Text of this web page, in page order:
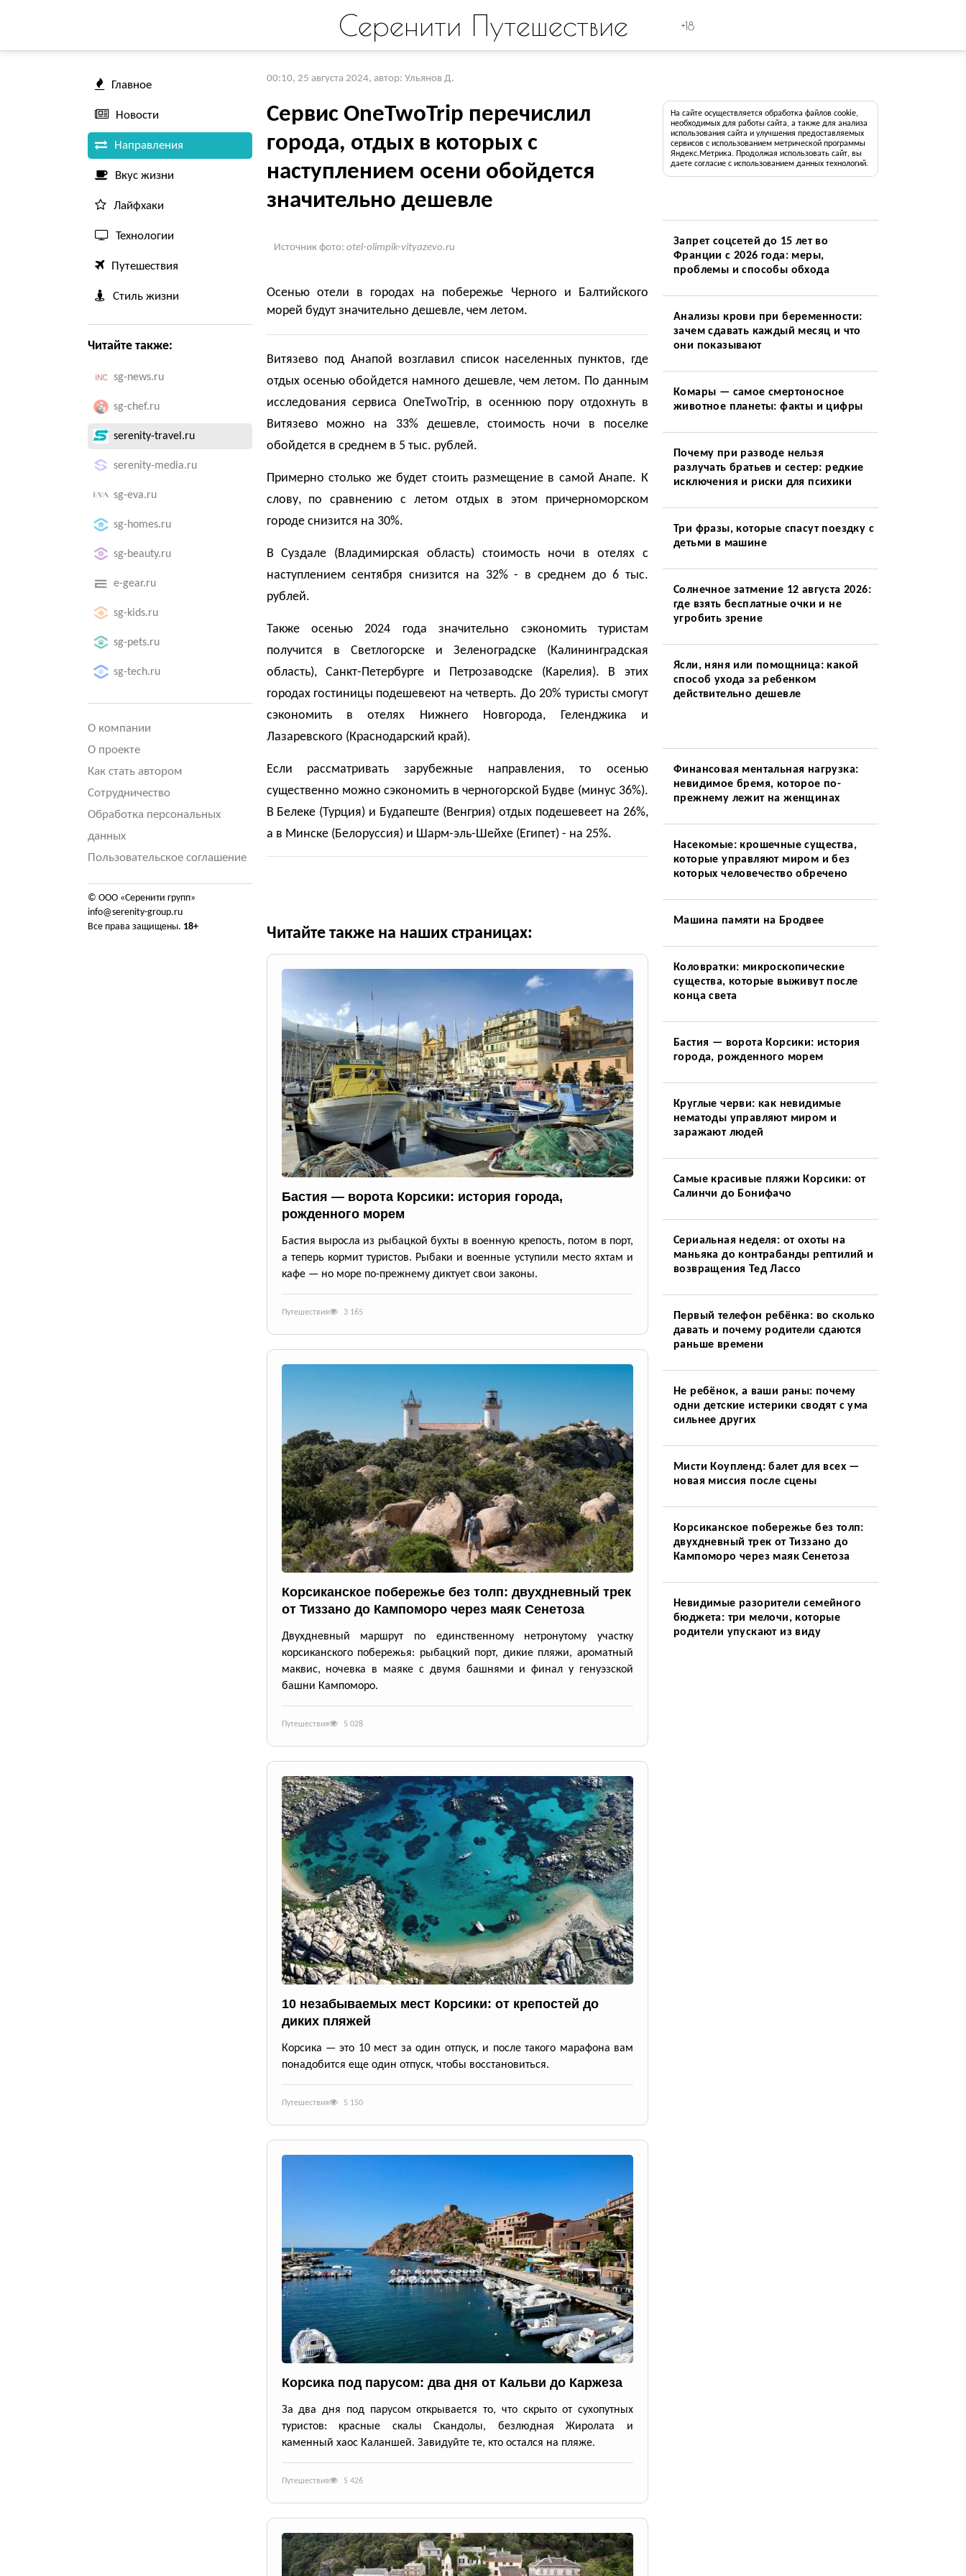
Серенити Путешествие +18
Главное
Новости
Направления
Вкус жизни
Лайфхаки
Технологии
Путешествия
Стиль жизни
Читайте также:
sg-news.ru
sg-chef.ru
serenity-travel.ru
serenity-media.ru
sg-eva.ru
sg-homes.ru
sg-beauty.ru
e-gear.ru
sg-kids.ru
sg-pets.ru
sg-tech.ru
О компании
О проекте
Как стать автором
Сотрудничество
Обработка персональных
данных
Пользовательское соглашение
© ООО «Серенити групп»
info@serenity-group.ru
Все права защищены. 18+
00:10, 25 августа 2024, автор: Ульянов Д.
Сервис OneTwoTrip перечислил
города, отдых в которых с
наступлением осени обойдется
значительно дешевле
Источник фото: otel-olimpik-vityazevo.ru
Осенью отели в городах на побережье Черного и Балтийского
морей будут значительно дешевле, чем летом.
Витязево под Анапой возглавил список населенных пунктов, где
отдых осенью обойдется намного дешевле, чем летом. По данным
исследования сервиса OneTwoTrip, в осеннюю пору отдохнуть в
Витязево можно на 33% дешевле, стоимость ночи в поселке
обойдется в среднем в 5 тыс. рублей.
Примерно столько же будет стоить размещение в самой Анапе. К
слову, по сравнению с летом отдых в этом причерноморском
городе снизится на 30%.
В Суздале (Владимирская область) стоимость ночи в отелях с
наступлением сентября снизится на 32% - в среднем до 6 тыс.
рублей.
Также осенью 2024 года значительно сэкономить туристам
получится в Светлогорске и Зеленоградске (Калининградская
область), Санкт-Петербурге и Петрозаводске (Карелия). В этих
городах гостиницы подешевеют на четверть. До 20% туристы смогут
сэкономить в отелях Нижнего Новгорода, Геленджика и
Лазаревского (Краснодарский край).
Если рассматривать зарубежные направления, то осенью
существенно можно сэкономить в черногорской Будве (минус 36%).
В Белеке (Турция) и Будапеште (Венгрия) отдых подешевеет на 26%,
а в Минске (Белоруссия) и Шарм-эль-Шейхе (Египет) - на 25%.
Читайте также на наших страницах:
Бастия — ворота Корсики: история города,
рожденного морем
Бастия выросла из рыбацкой бухты в военную крепость, потом в порт,
а теперь кормит туристов. Рыбаки и военные уступили место яхтам и
кафе — но море по-прежнему диктует свои законы.
Путешествия 3 165
Корсиканское побережье без толп: двухдневный трек
от Тиззано до Кампоморо через маяк Сенетоза
Двухдневный маршрут по единственному нетронутому участку
корсиканского побережья: рыбацкий порт, дикие пляжи, ароматный
маквис, ночевка в маяке с двумя башнями и финал у генуэзской
башни Кампоморо.
Путешествия 5 028
10 незабываемых мест Корсики: от крепостей до
диких пляжей
Корсика — это 10 мест за один отпуск, и после такого марафона вам
понадобится еще один отпуск, чтобы восстановиться.
Путешествия 5 150
Корсика под парусом: два дня от Кальви до Каржеза
За два дня под парусом открывается то, что скрыто от сухопутных
туристов: красные скалы Скандолы, безлюдная Жиролата и
каменный хаос Каланшей. Завидуйте те, кто остался на пляже.
Путешествия 5 426
На сайте осуществляется обработка файлов cookie,
необходимых для работы сайта, а также для анализа
использования сайта и улучшения предоставляемых
сервисов с использованием метрической программы
Яндекс.Метрика. Продолжая использовать сайт, вы
даете согласие с использованием данных технологий.
Запрет соцсетей до 15 лет во
Франции с 2026 года: меры,
проблемы и способы обхода
Анализы крови при беременности:
зачем сдавать каждый месяц и что
они показывают
Комары — самое смертоносное
животное планеты: факты и цифры
Почему при разводе нельзя
разлучать братьев и сестер: редкие
исключения и риски для психики
Три фразы, которые спасут поездку с
детьми в машине
Солнечное затмение 12 августа 2026:
где взять бесплатные очки и не
угробить зрение
Ясли, няня или помощница: какой
способ ухода за ребенком
действительно дешевле
Финансовая ментальная нагрузка:
невидимое бремя, которое по-
прежнему лежит на женщинах
Насекомые: крошечные существа,
которые управляют миром и без
которых человечество обречено
Машина памяти на Бродвее
Коловратки: микроскопические
существа, которые выживут после
конца света
Бастия — ворота Корсики: история
города, рожденного морем
Круглые черви: как невидимые
нематоды управляют миром и
заражают людей
Самые красивые пляжи Корсики: от
Салинчи до Бонифачо
Сериальная неделя: от охоты на
маньяка до контрабанды рептилий и
возвращения Тед Лассо
Первый телефон ребёнка: во сколько
давать и почему родители сдаются
раньше времени
Не ребёнок, а ваши раны: почему
одни детские истерики сводят с ума
сильнее других
Мисти Коупленд: балет для всех —
новая миссия после сцены
Корсиканское побережье без толп:
двухдневный трек от Тиззано до
Кампоморо через маяк Сенетоза
Невидимые разорители семейного
бюджета: три мелочи, которые
родители упускают из виду